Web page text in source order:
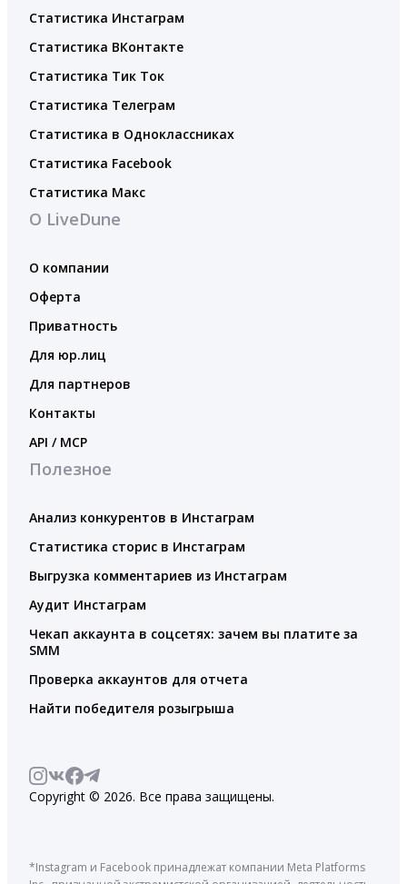
Статистика Инстаграм
Статистика ВКонтакте
Статистика Тик Ток
Статистика Телеграм
Статистика в Одноклассниках
Статистика Facebook
Статистика Макс
О LiveDune
О компании
Оферта
Приватность
Для юр.лиц
Для партнеров
Контакты
API / MCP
Полезное
Анализ конкурентов в Инстаграм
Статистика сторис в Инстаграм
Выгрузка комментариев из Инстаграм
Аудит Инстаграм
Чекап аккаунта в соцсетях: зачем вы платите за
SMM
Проверка аккаунтов для отчета
Найти победителя розыгрыша
Copyright © 2026. Все права защищены.
*Instagram и Facebook принадлежат компании Meta Platforms